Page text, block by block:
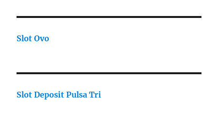
Slot Ovo
Slot Deposit Pulsa Tri